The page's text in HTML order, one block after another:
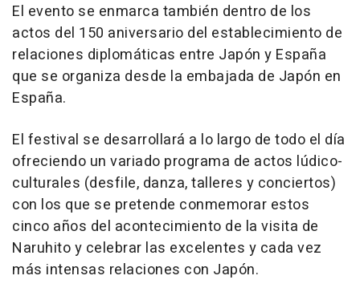
El evento se enmarca también dentro de los
actos del 150 aniversario del establecimiento de
relaciones diplomáticas entre Japón y España
que se organiza desde la embajada de Japón en
España.
El festival se desarrollará a lo largo de todo el día
ofreciendo un variado programa de actos lúdico-
culturales (desfile, danza, talleres y conciertos)
con los que se pretende conmemorar estos
cinco años del acontecimiento de la visita de
Naruhito y celebrar las excelentes y cada vez
más intensas relaciones con Japón.